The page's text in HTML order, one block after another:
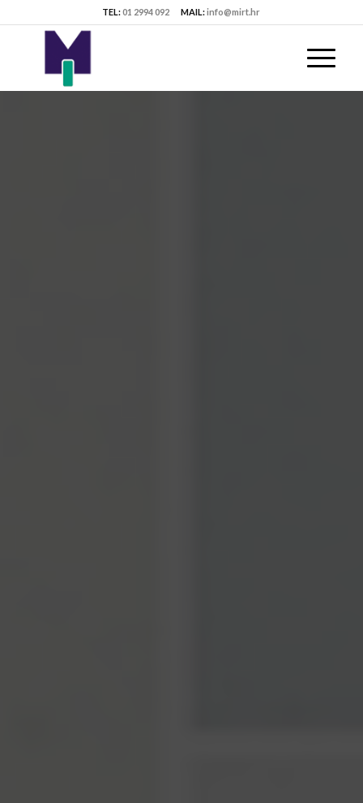
TEL:01 2994 092 MAIL:info@mirt.hr